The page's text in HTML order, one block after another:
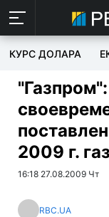
КУРС ДОЛАРА
2009 г. газ
16:18 27.08.2009 Чт
RBC.UA